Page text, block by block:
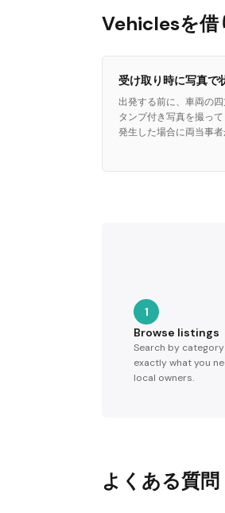
Vehiclesを借
受け取り時に写真で
出発する前に、車両の
タンプ付き写真を撮っ
発生した場合に両当事者
1
Browse listings
Search by
exactly what you
local owners.
よくある質問